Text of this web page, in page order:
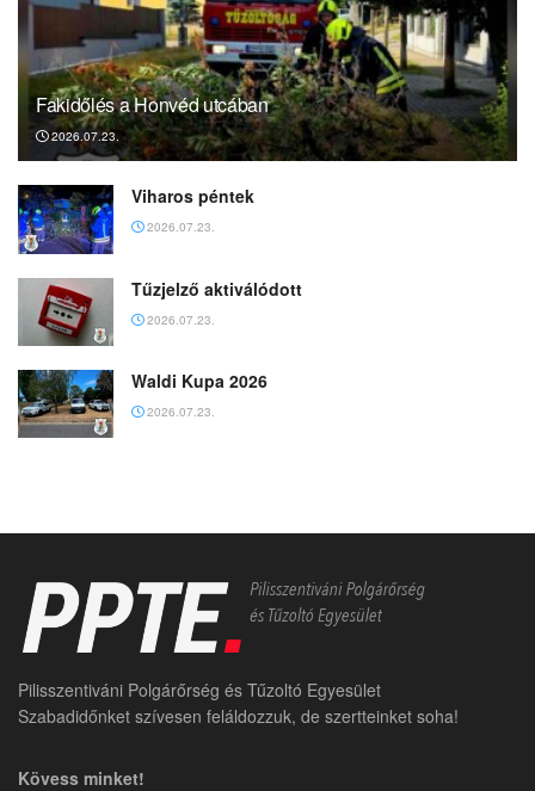
Fakidőlés a Honvéd utcában
2026.07.23.
Viharos péntek
2026.07.23.
Tűzjelző aktiválódott
2026.07.23.
Waldi Kupa 2026
2026.07.23.
Pilisszentiváni Polgárőrség és Tűzoltó Egyesület
Szabadidőnket szívesen feláldozzuk, de szertteinket soha!
Kövess minket!